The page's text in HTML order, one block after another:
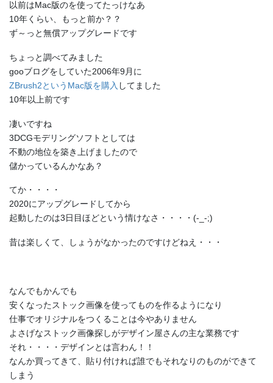
以前はMac版のを使ってたっけなあ
10年くらい、もっと前か？？
ず～っと無償アップグレードです
ちょっと調べてみました
gooブログをしていた2006年9月に
ZBrush2というMac版を購入 してました
10年以上前です
凄いですね
3DCGモデリングソフトとしては
不動の地位を築き上げましたので
儲かっているんかなあ？
てか・・・・
2020にアップグレードしてから
起動したのは3日目ほどという情けなさ・・・・(-_-;)
昔は楽しくて、しょうがなかったのですけどねえ・・・
なんでもかんでも
安くなったストック画像を使ってものを作るようになり
仕事でオリジナルをつくることは今やありません
よさげなストック画像探しがデザイン屋さんの主な業務です
それ・・・・デザインとは言わん！！
なんか買ってきて、貼り付ければ誰でもそれなりのものができて
しまう